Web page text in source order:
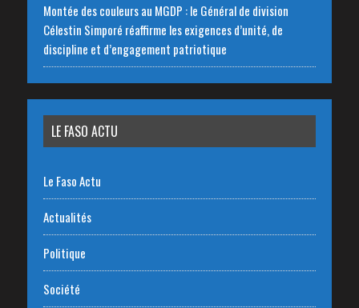
Montée des couleurs au MGDP : le Général de division
Célestin Simporé réaffirme les exigences d’unité, de
discipline et d’engagement patriotique
LE FASO ACTU
Le Faso Actu
Actualités
Politique
Société